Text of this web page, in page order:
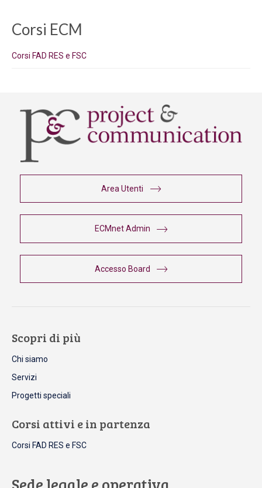
Corsi ECM
Corsi FAD RES e FSC
Area Utenti
ECMnet Admin
Accesso Board
Scopri di più
Chi siamo
Servizi
Progetti speciali
Corsi attivi e in partenza
Corsi FAD RES e FSC